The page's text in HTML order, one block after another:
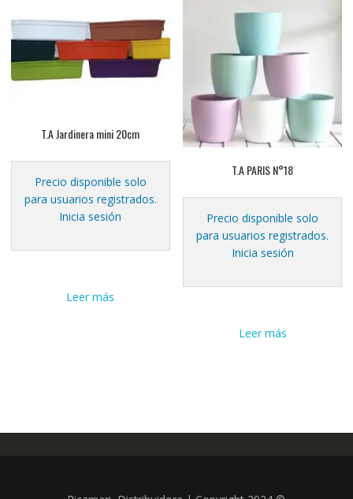
T.A Jardinera mini 20cm
Precio disponible solo
para usuarios registrados.
Inicia sesión
Leer más
T.A PARIS N°18
Precio disponible solo
para usuarios registrados.
Inicia sesión
Leer más